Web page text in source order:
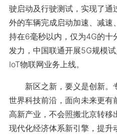
驶启动及行驶测试，实现了
外的车辆完成启动加速、减速
持在6毫秒以内，仅为4G的十
发力，中国联通开展5G规模
IoT物联网业务上线。
新区之新，要义是创新。
世界科技前沿，面向未来更有
高新产业，不会照搬北京转移
现代化经济体系新引擎，提升